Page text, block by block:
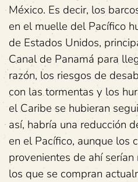
México. Es decir, los
en el muelle del Pacífico
de Estados Unidos,
Canal de Panamá para
razón, los riesgos de
con las tormentas y los
el Caribe se hubieran
así, habría una reducción
en el Pacífico, aunque los
provenientes de ahí
los que se compran